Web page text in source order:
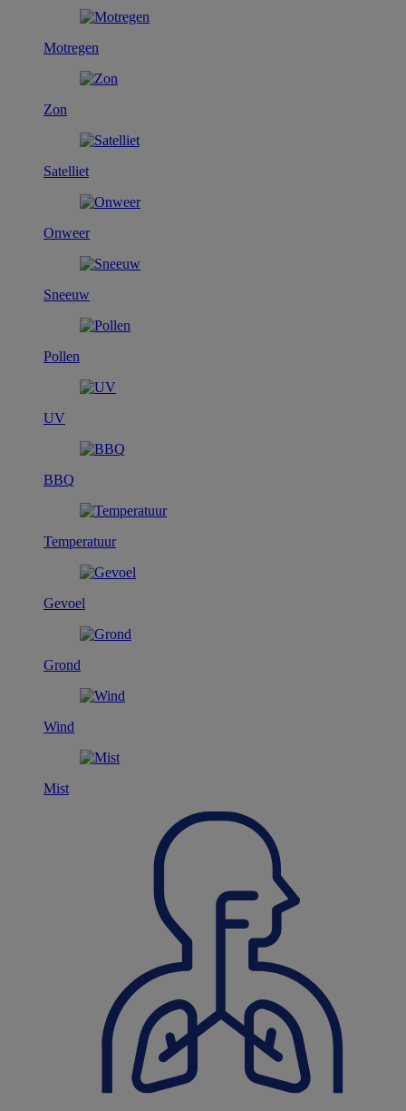
Motregen
Zon
Satelliet
Onweer
Sneeuw
Pollen
UV
BBQ
Temperatuur
Gevoel
Grond
Wind
Mist